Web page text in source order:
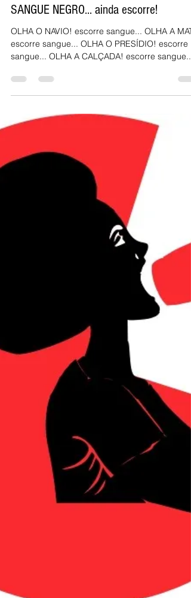
16 de fev. de 2018
1 min de leitura
SANGUE NEGRO... ainda escorre!
OLHA O NAVIO! escorre sangue... OLHA A
Olha,...